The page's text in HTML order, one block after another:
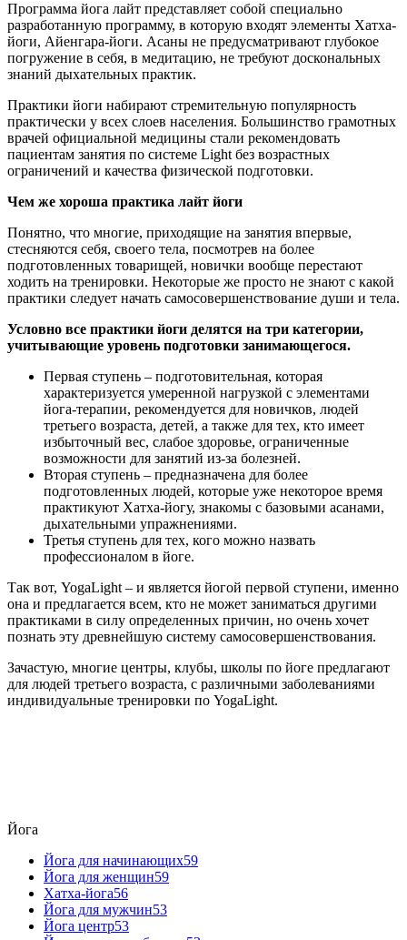
Программа йога лайт представляет собой специально
разработанную программу, в которую входят элементы Хатха-
йоги, Айенгара-йоги. Асаны не предусматривают глубокое
погружение в себя, в медитацию, не требуют доскональных
знаний дыхательных практик.
Практики йоги набирают стремительную популярность
практически у всех слоев населения. Большинство грамотных
врачей официальной медицины стали рекомендовать
пациентам занятия по системе Light без возрастных
ограничений и качества физической подготовки.
Чем же хороша практика лайт йоги
Понятно, что многие, приходящие на занятия впервые,
стесняются себя, своего тела, посмотрев на более
подготовленных товарищей, новички вообще перестают
ходить на тренировки. Некоторые же просто не знают с какой
практики следует начать самосовершенствование души и тела.
Условно все практики йоги делятся на три категории,
учитывающие уровень подготовки занимающегося.
Первая ступень – подготовительная, которая
характеризуется умеренной нагрузкой с элементами
йога-терапии, рекомендуется для новичков, людей
третьего возраста, детей, а также для тех, кто имеет
избыточный вес, слабое здоровье, ограниченные
возможности для занятий из-за болезней.
Вторая ступень – предназначена для более
подготовленных людей, которые уже некоторое время
практикуют Хатха-йогу, знакомы с базовыми асанами,
дыхательными упражнениями.
Третья ступень для тех, кого можно назвать
профессионалом в йоге.
Так вот, YogaLight – и является йогой первой ступени, именно
она и предлагается всем, кто не может заниматься другими
практиками в силу определенных причин, но очень хочет
познать эту древнейшую систему самосовершенствования.
Зачастую, многие центры, клубы, школы по йоге предлагают
для людей третьего возраста, с различными заболеваниями
индивидуальные тренировки по YogaLight.
Йога
Йога для начинающих59
Йога для женщин59
Хатха-йога56
Йога для мужчин53
Йога центр53